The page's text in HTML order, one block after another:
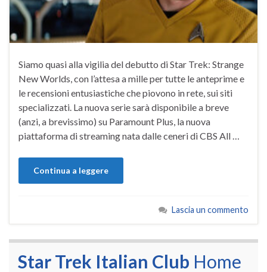
Siamo quasi alla vigilia del debutto di Star Trek: Strange
New Worlds, con l’attesa a mille per tutte le anteprime e
le recensioni entusiastiche che piovono in rete, sui siti
specializzati. La nuova serie sarà disponibile a breve
(anzi, a brevissimo) su Paramount Plus, la nuova
piattaforma di streaming nata dalle ceneri di CBS All …
Continua a leggere
Lascia un commento
Star Trek Italian Club Home